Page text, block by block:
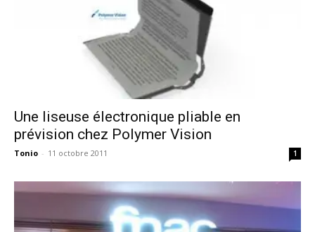
Une liseuse électronique pliable en
prévision chez Polymer Vision
Tonio - 11 octobre 2011 1